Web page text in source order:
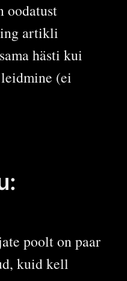
oodatust
artikli
hästi kui
(ei
poolt on paar
kuid kell